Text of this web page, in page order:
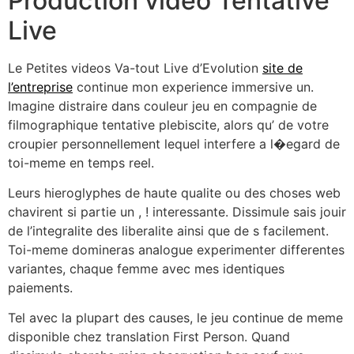
Live
Le Petites videos Va-tout Live d’Evolution site de
l’entreprise continue mon experience immersive un.
Imagine distraire dans couleur jeu en compagnie de
filmographique tentative plebiscite, alors qu’ de votre
croupier personnellement lequel interfere a l�egard de
toi-meme en temps reel.
Leurs hieroglyphes de haute qualite ou des choses web
chavirent si partie un , ! interessante. Dissimule sais jouir
de l’integralite des liberalite ainsi que de s facilement.
Toi-meme domineras analogue experimenter differentes
variantes, chaque femme avec mes identiques
paiements.
Tel avec la plupart des causes, le jeu continue de meme
disponible chez translation First Person. Quand